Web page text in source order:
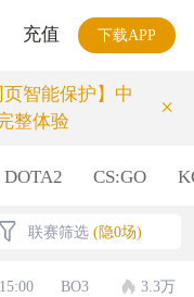
充值 下载APP
智能保护】中
整体验
×
DOTA2 CS:GO
联赛筛选 (隐0场)
15:00 BO3 3.3万